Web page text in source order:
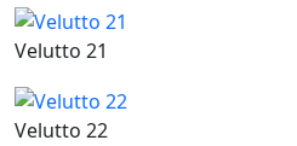
Velutto 21
Velutto 22